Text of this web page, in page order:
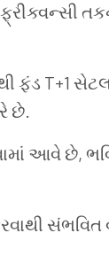
ફંડ T+1
છે.
આવે છે,